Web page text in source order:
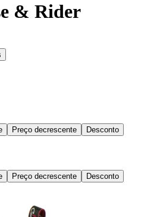
& Rider
Preço decrescente Desconto
Preço decrescente Desconto